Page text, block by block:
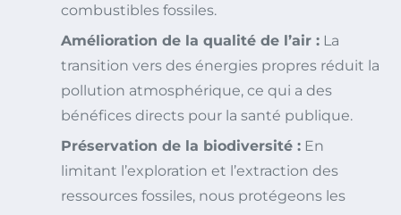
combustibles fossiles.
Amélioration de la qualité de l’air : La
transition vers des énergies propres réduit la
pollution atmosphérique, ce qui a des
bénéfices directs pour la santé publique.
Préservation de la biodiversité : En
limitant l’exploration et l’extraction des
ressources fossiles, nous protégeons les